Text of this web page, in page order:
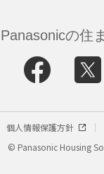
Panasonicの住
個人情報保護方針
© Panasonic Housing